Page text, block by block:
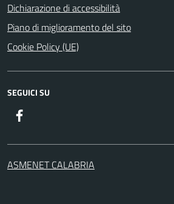
Dichiarazione di accessibilità
Piano di miglioramento del sito
Cookie Policy (UE)
SEGUICI SU
ASMENET CALABRIA